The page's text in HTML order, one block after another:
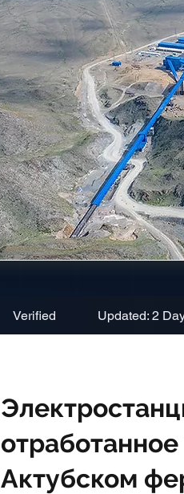
Verified Updated: 2
Актубском